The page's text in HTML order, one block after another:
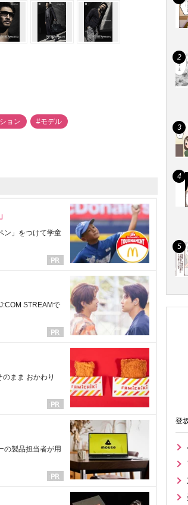
ョン #モデル
ン」をつけて学童
STREAMで
まま おかわり
の製品担当者が用
登